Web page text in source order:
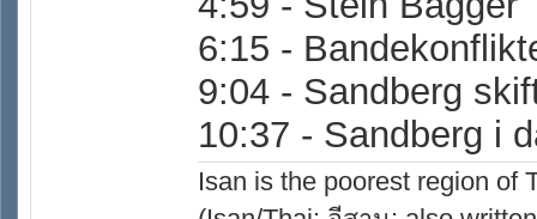
6:15 -
9:04 - Sandberg
10:37 - Sandberg i
Isan is the poorest region of